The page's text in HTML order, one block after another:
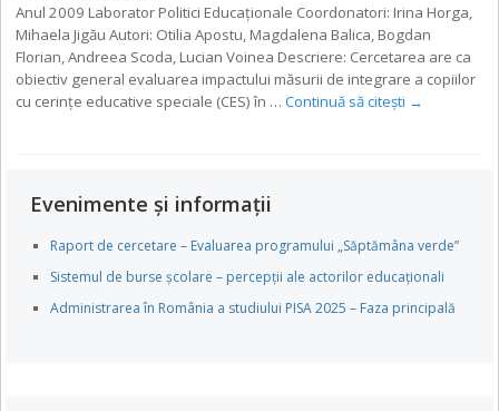
Anul 2009 Laborator Politici Educaţionale Coordonatori: Irina Horga,
Mihaela Jigău Autori: Otilia Apostu, Magdalena Balica, Bogdan
Florian, Andreea Scoda, Lucian Voinea Descriere: Cercetarea are ca
obiectiv general evaluarea impactului măsurii de integrare a copiilor
cu cerinţe educative speciale (CES) în …Continuă să citești →
Evenimente și informații
Raport de cercetare – Evaluarea programului „Săptămâna verde”
Sistemul de burse școlare – percepții ale actorilor educaționali
Administrarea în România a studiului PISA 2025 – Faza principală